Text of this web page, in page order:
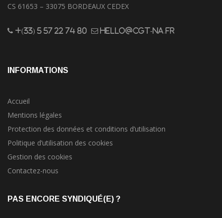
CS 61653 – 33075 BORDEAUX CEDEX
+(33) 5 57 22 74 80 hello@cgt-na.fr
INFORMATIONS
Accueil
Mentions légales
Protection des données et conditions d’utilisation
Politique d’utilisation des cookies
Gestion des cookies
Contactez-nous
PAS ENCORE SYNDIQUÉ(E) ?